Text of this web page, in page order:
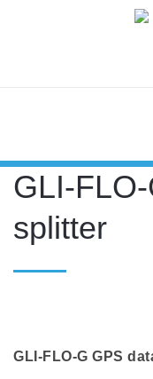
GLI-
splitter
GLI-FLO-G GPS